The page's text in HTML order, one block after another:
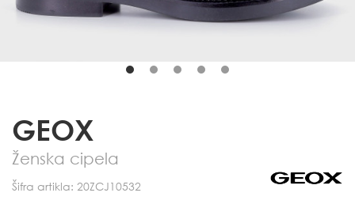
GEOX
Ženska cipela
Šifra artikla: 20ZCJ10532